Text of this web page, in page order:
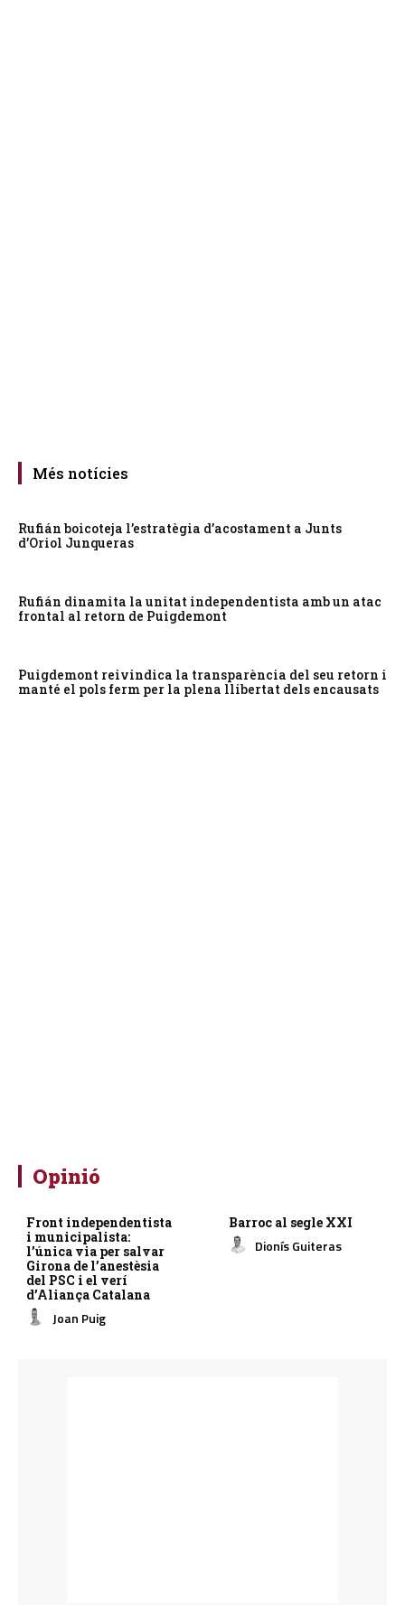
Més notícies
Rufián boicoteja l’estratègia d’acostament a Junts
d’Oriol Junqueras
Rufián dinamita la unitat independentista amb un atac
frontal al retorn de Puigdemont
Puigdemont reivindica la transparència del seu retorn i
manté el pols ferm per la plena llibertat dels encausats
Opinió
Front independentista
i municipalista:
l’única via per salvar
Girona de l’anestèsia
del PSC i el verí
d’Aliança Catalana
Joan Puig
Barroc al segle XXI
Dionís Guiteras